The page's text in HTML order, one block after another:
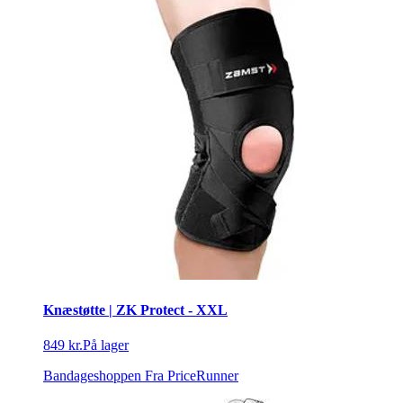
Knæstøtte | ZK Protect - XXL
849 kr.På lager
Bandageshoppen Fra PriceRunner